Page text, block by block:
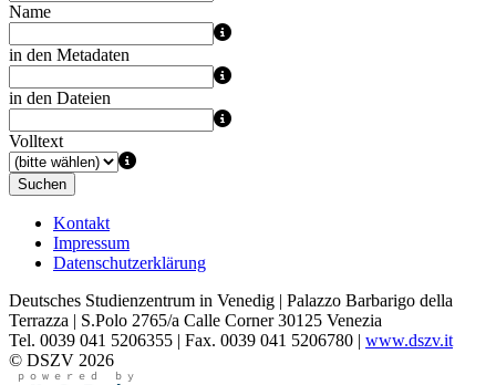
Name
in den Metadaten
in den Dateien
Volltext
Suchen
Kontakt
Impressum
Datenschutzerklärung
Deutsches Studienzentrum in Venedig | Palazzo Barbarigo della
Terrazza | S.Polo 2765/a Calle Corner 30125 Venezia
Tel. 0039 041 5206355 | Fax. 0039 041 5206780 | www.dszv.it
© DSZV 2026